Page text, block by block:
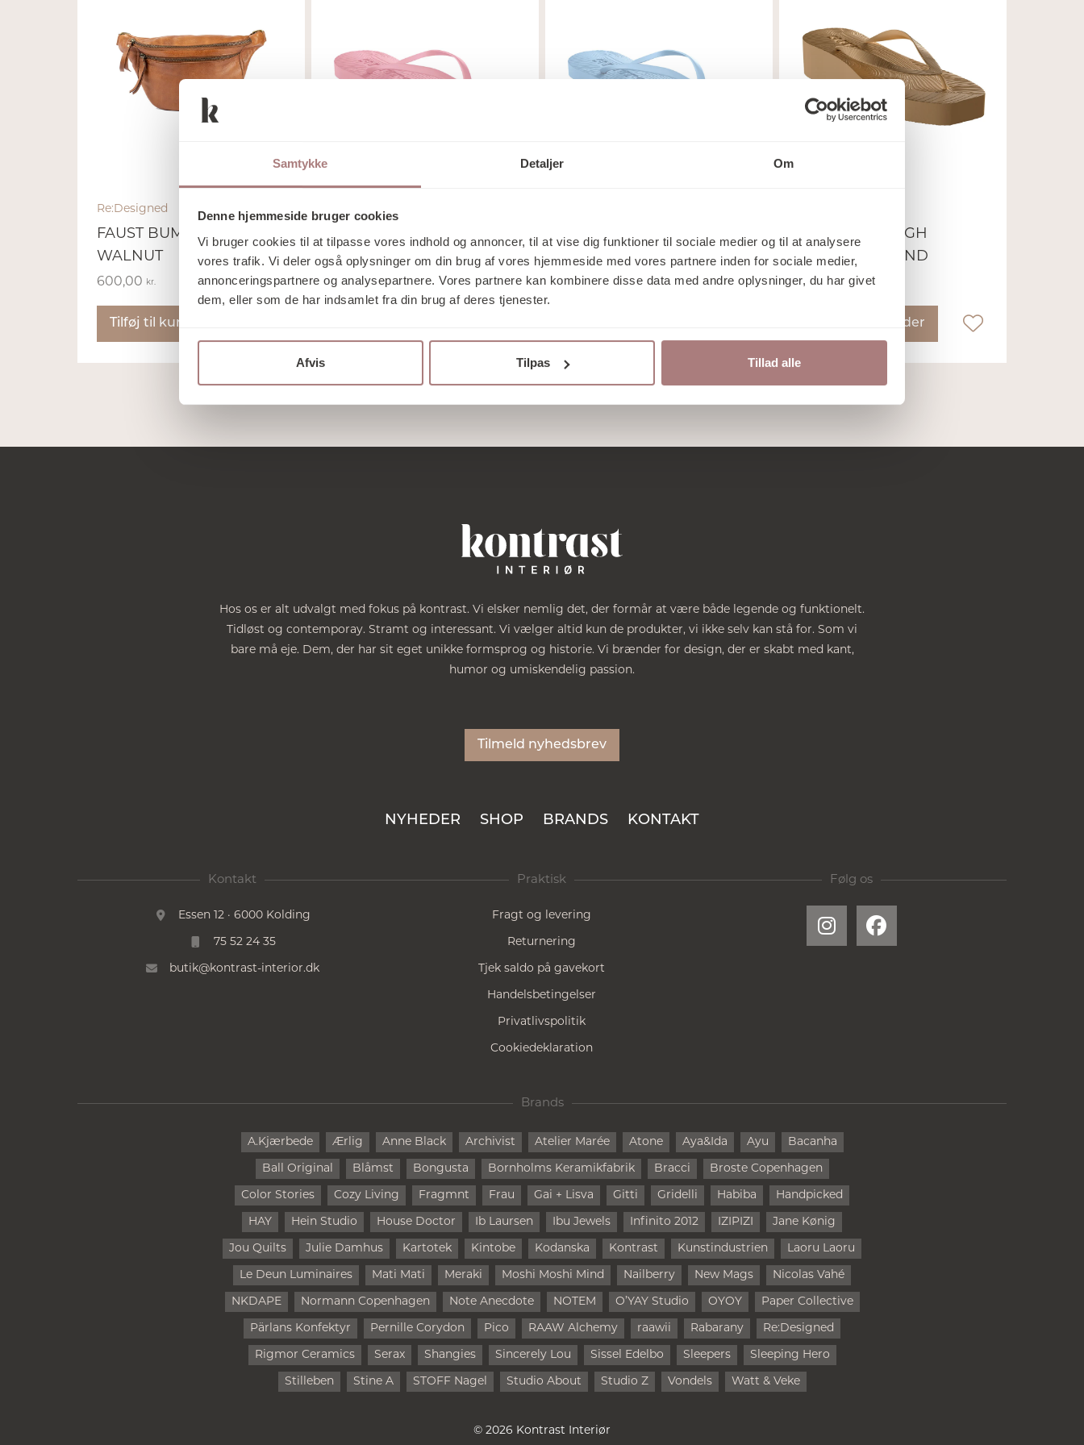
Samtykke Detaljer Om
Denne hjemmeside bruger cookies
Vi bruger cookies til at tilpasse vores indhold og annoncer, til at vise dig funktioner til sociale medier og til at analysere
vores trafik. Vi deler også oplysninger om din brug af vores hjemmeside med vores partnere inden for sociale medier,
annonceringspartnere og analysepartnere. Vores partnere kan kombinere disse data med andre oplysninger, du har givet
dem, eller som de har indsamlet fra din brug af deres tjenester.
Afvis Tilpas Tillad alle
Re:Designed
FAUST BUMBAG
WALNUT
600,00 kr.
Tilføj til kurv
Sleepers
FLIP FLOPS TAPERED
PINK SORBET
325,00kr.
FLIP FLOPS TAPERED
ANGEL BLUE
325,00 kr.
FLIP FLOPS HIGH
PLATFORM SAND
499,00 kr.
Vælg muligheder
Hos os er alt udvalgt med fokus på kontrast. Vi elsker nemlig det, der formår at være både legende og funktionelt.
Tidløst og contemporay. Stramt og interessant. Vi vælger altid kun de produkter, vi ikke selv kan stå for. Som vi
bare må eje. Dem, der har sit eget unikke formsprog og historie. Vi brænder for design, der er skabt med kant,
humor og umiskendelig passion.
Tilmeld nyhedsbrev
NYHEDER SHOP BRANDS KONTAKT
Kontakt
Essen 12 · 6000 Kolding
75 52 24 35
butik@kontrast-interior.dk
Praktisk
Fragt og levering
Returnering
Tjek saldo på gavekort
Handelsbetingelser
Privatlivspolitik
Cookiedeklaration
Følg os
Brands
A.Kjærbede Ærlig Anne Black Archivist Atelier Marée Atone Aya&Ida Ayu Bacanha
Ball Original Blåmst Bongusta Bornholms Keramikfabrik Bracci Broste Copenhagen
Color Stories Cozy Living Fragmnt Frau Gai + Lisva Gitti Gridelli Habiba Handpicked
HAY Hein Studio House Doctor Ib Laursen Ibu Jewels Infinito 2012 IZIPIZI Jane Kønig
Jou Quilts Julie Damhus Kartotek Kintobe Kodanska Kontrast Kunstindustrien Laoru Laoru
Le Deun Luminaires Mati Mati Meraki Moshi Moshi Mind Nailberry New Mags Nicolas Vahé
NKDAPE Normann Copenhagen Note Anecdote NOTEM O’YAY Studio OYOY Paper Collective
Pärlans Konfektyr Pernille Corydon Pico RAAW Alchemy raawii Rabarany Re:Designed
Rigmor Ceramics Serax Shangies Sincerely Lou Sissel Edelbo Sleepers Sleeping Hero
Stilleben Stine A STOFF Nagel Studio About Studio Z Vondels Watt & Veke
© 2026 Kontrast Interiør